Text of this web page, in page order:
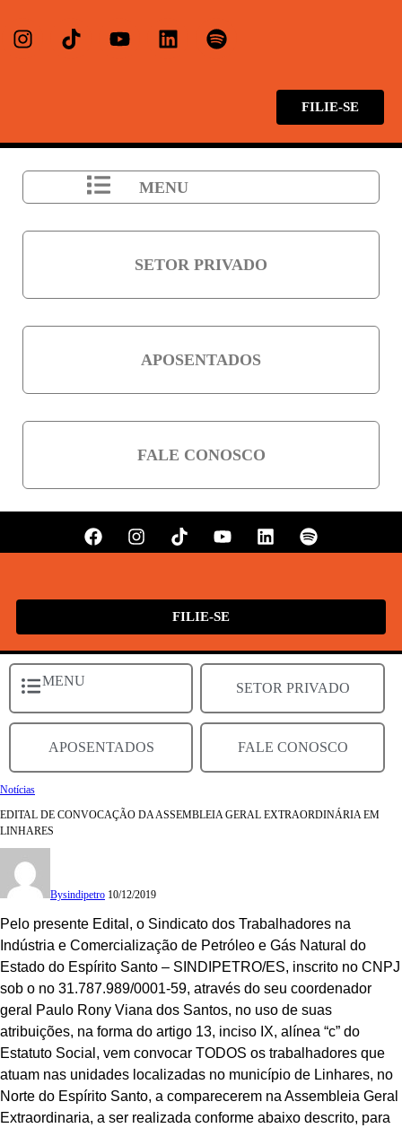
FILIE-SE
MENU
SETOR PRIVADO
APOSENTADOS
FALE CONOSCO
FILIE-SE
MENU SETOR PRIVADO
APOSENTADOS FALE CONOSCO
Notícias
EDITAL DE CONVOCAÇÃO DA ASSEMBLEIA GERAL EXTRAORDINÁRIA EM
LINHARES
Bysindipetro 10/12/2019
Pelo presente Edital, o Sindicato dos Trabalhadores na
Indústria e Comercialização de Petróleo e Gás Natural do
Estado do Espírito Santo – SINDIPETRO/ES, inscrito no CNPJ
sob o no 31.787.989/0001-59, através do seu coordenador
geral Paulo Rony Viana dos Santos, no uso de suas
atribuições, na forma do artigo 13, inciso IX, alínea “c” do
Estatuto Social, vem convocar TODOS os trabalhadores que
atuam nas unidades localizadas no município de Linhares, no
Norte do Espírito Santo, a comparecerem na Assembleia Geral
Extraordinaria, a ser realizada conforme abaixo descrito, para